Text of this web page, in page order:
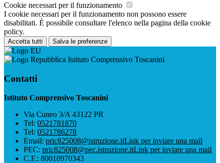
Cookie necessari per il funzionamento
I cookie necessari per il funzionamento non possono essere
disabilitati. È possibile consultare l'elenco nella pagina della cookie
policy.
Accetta tutti Salva le preferenze
Istituto Comprensivo Toscanini
Contatti
Istituto Comprensivo Toscanini
Via Cuneo 3/A 43122 PR
Tel: 0521781870
Tel: 0521786278
Email: pric825008@istruzione.itLink per inviare una mail
PEC: pric825008@pec.istruzione.itLink per inviare una mail
C.F.: 80010970343